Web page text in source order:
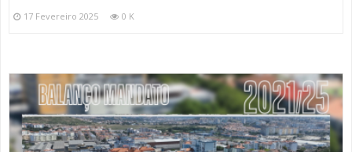
17 Fevereiro 2025 0 K